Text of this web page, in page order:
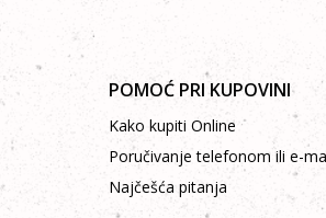
POMOĆ PRI KUPOVINI
Kako kupiti Online
Poručivanje telefonom ili e-
Najčešća pitanja